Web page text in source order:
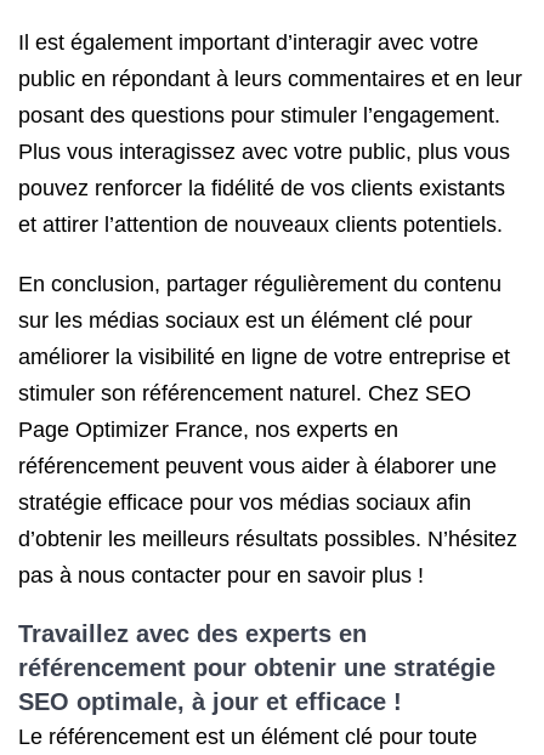
Il est également important d’interagir avec votre
public en répondant à leurs commentaires et en leur
posant des questions pour stimuler l’engagement.
Plus vous interagissez avec votre public, plus vous
pouvez renforcer la fidélité de vos clients existants
et attirer l’attention de nouveaux clients potentiels.
En conclusion, partager régulièrement du contenu
sur les médias sociaux est un élément clé pour
améliorer la visibilité en ligne de votre entreprise et
stimuler son référencement naturel. Chez SEO
Page Optimizer France, nos experts en
référencement peuvent vous aider à élaborer une
stratégie efficace pour vos médias sociaux afin
d’obtenir les meilleurs résultats possibles. N’hésitez
pas à nous contacter pour en savoir plus !
Travaillez avec des experts en
référencement pour obtenir une stratégie
SEO optimale, à jour et efficace !
Le référencement est un élément clé pour toute